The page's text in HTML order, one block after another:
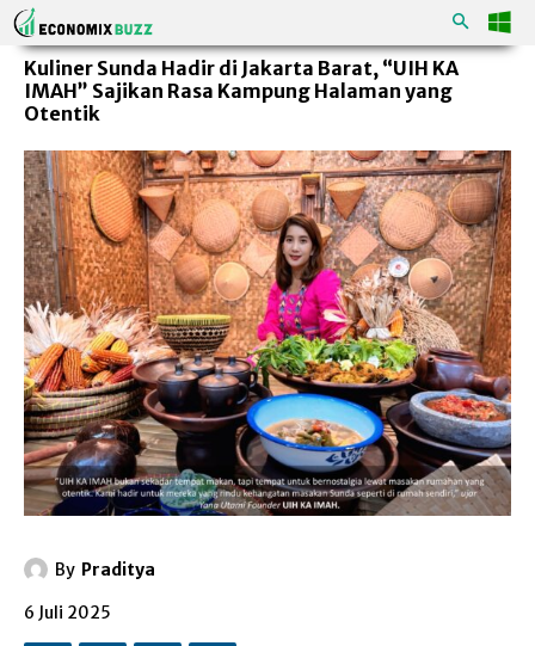
Kuliner Sunda Hadir di Jakarta Barat, “UIH KA
IMAH” Sajikan Rasa Kampung Halaman yang
Otentik
By Praditya
6 Juli 2025